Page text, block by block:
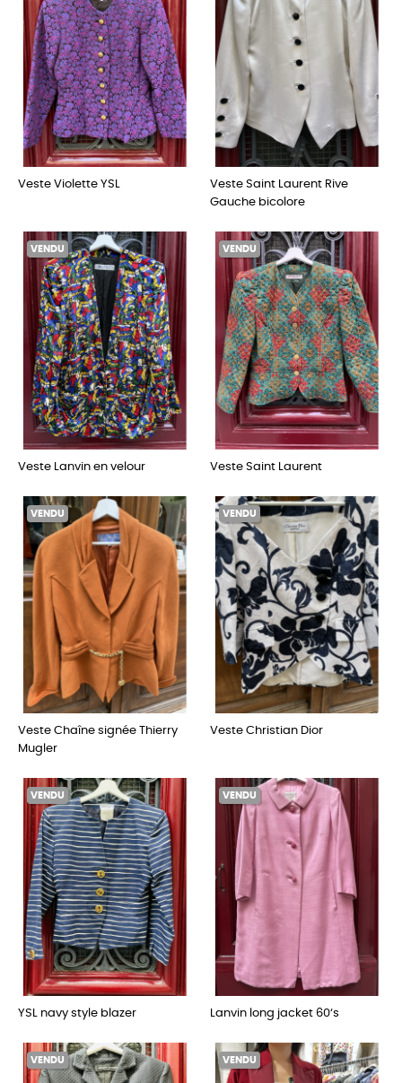
Veste Violette YSL
Veste Saint Laurent Rive
Gauche bicolore
VENDU
Veste Lanvin en velour
VENDU
Veste Saint Laurent
VENDU
Veste Chaîne signée Thierry
Mugler
VENDU
Veste Christian Dior
VENDU
YSL navy style blazer
VENDU
Lanvin long jacket 60‘s
VENDU VENDU